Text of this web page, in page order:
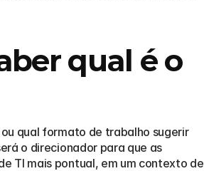
qual é o
qual formato de trabalho sugerir
o direcionador para que as
TI mais pontual, em um contexto de